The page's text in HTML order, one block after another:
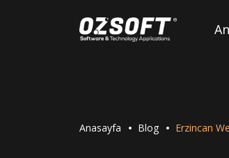
Anasayfa Blog Erzincan